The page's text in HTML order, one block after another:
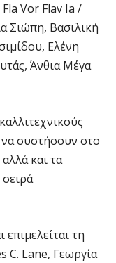
Vor Flav Ia /
Σιώπη, Βασιλική
Ελένη
Άνθια Μέγα
να συστήσουν στο
και τα
τη
C. Lane, Γεωργία